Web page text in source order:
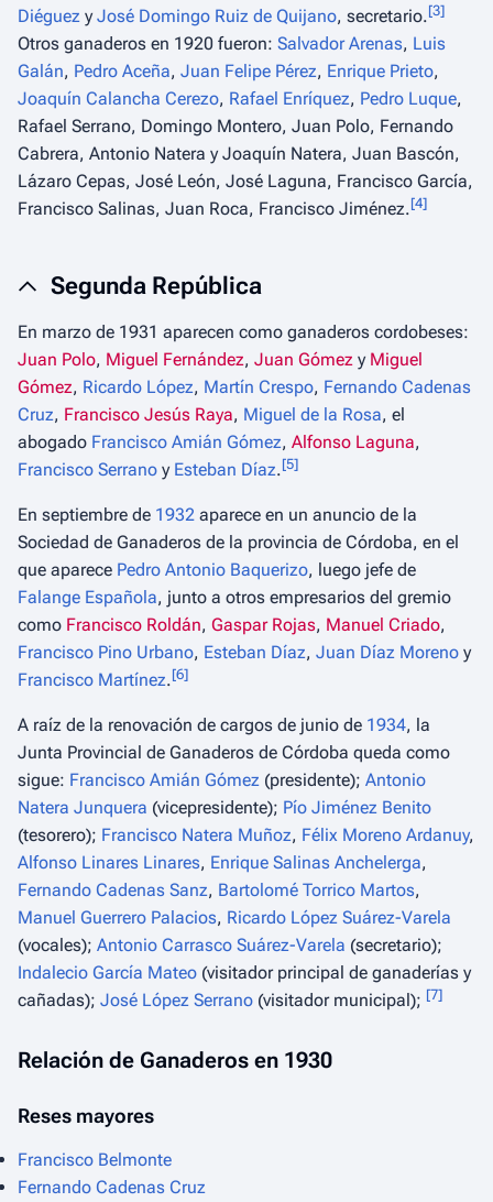
Diéguez yJosé Domingo Ruiz de Quijano, secretario.[3]
Otros ganaderos en 1920 fueron: Salvador Arenas, Luis
Galán, Pedro Aceña, Juan Felipe Pérez, Enrique Prieto,
Joaquín Calancha Cerezo, Rafael Enríquez, Pedro Luque,
Rafael Serrano, Domingo Montero, Juan Polo, Fernando
Cabrera, Antonio Natera y Joaquín Natera, Juan Bascón,
Lázaro Cepas, José León, José Laguna, Francisco García,
Francisco Salinas, Juan Roca, Francisco Jiménez.[4]
Segunda República
En marzo de 1931 aparecen como ganaderos cordobeses:
Juan Polo, Miguel Fernández, Juan Gómez y Miguel
Gómez, Ricardo López, Martín Crespo, Fernando Cadenas
Cruz, Francisco Jesús Raya, Miguel de la Rosa, el
abogado Francisco Amián Gómez, Alfonso Laguna,
Francisco Serrano y Esteban Díaz.[5]
En septiembre de 1932 aparece en un anuncio de la
Sociedad de Ganaderos de la provincia de Córdoba, en el
que aparece Pedro Antonio Baquerizo, luego jefe de
Falange Española, junto a otros empresarios del gremio
como Francisco Roldán, Gaspar Rojas, Manuel Criado,
Francisco Pino Urbano, Esteban Díaz, Juan Díaz Moreno y
Francisco Martínez.[6]
A raíz de la renovación de cargos de junio de 1934, la
Junta Provincial de Ganaderos de Córdoba queda como
sigue: Francisco Amián Gómez (presidente); Antonio
Natera Junquera (vicepresidente); Pío Jiménez Benito
(tesorero); Francisco Natera Muñoz, Félix Moreno Ardanuy,
Alfonso Linares Linares, Enrique Salinas Anchelerga,
Fernando Cadenas Sanz, Bartolomé Torrico Martos,
Manuel Guerrero Palacios, Ricardo López Suárez-Varela
(vocales); Antonio Carrasco Suárez-Varela (secretario);
Indalecio García Mateo (visitador principal de ganaderías y
cañadas); José López Serrano (visitador municipal); [7]
Relación de Ganaderos en 1930
Reses mayores
Francisco Belmonte
Fernando Cadenas Cruz